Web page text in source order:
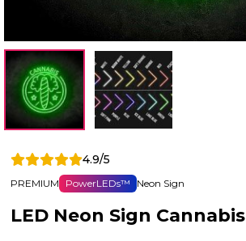
4.9/5
PREMIUM PowerLEDs™ Neon Sign
LED Neon Sign Cannabis